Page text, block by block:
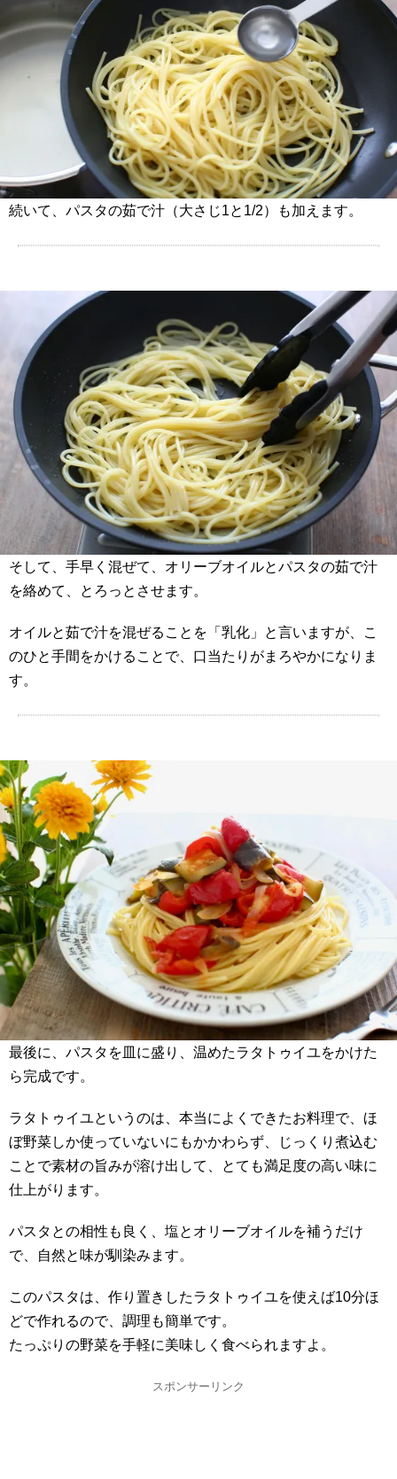
続いて、パスタの茹で汁（大さじ1と1/2）も加えます。
そして、手早く混ぜて、オリーブオイルとパスタの茹で汁
を絡めて、とろっとさせます。
オイルと茹で汁を混ぜることを「乳化」と言いますが、こ
のひと手間をかけることで、口当たりがまろやかになりま
す。
最後に、パスタを皿に盛り、温めたラタトゥイユをかけた
ら完成です。
ラタトゥイユというのは、本当によくできたお料理で、ほ
ぼ野菜しか使っていないにもかかわらず、じっくり煮込む
ことで素材の旨みが溶け出して、とても満足度の高い味に
仕上がります。
パスタとの相性も良く、塩とオリーブオイルを補うだけ
で、自然と味が馴染みます。
このパスタは、作り置きしたラタトゥイユを使えば10分ほ
どで作れるので、調理も簡単です。
たっぷりの野菜を手軽に美味しく食べられますよ。
スポンサーリンク